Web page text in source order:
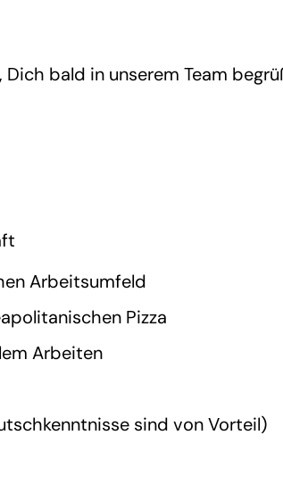
bald in unserem Team
Arbeitsumfeld
Pizza
Arbeiten
sind von Vorteil)